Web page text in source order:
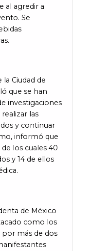
al agredir a
Se
la Ciudad de
que se han
investigaciones
las
y continuar
informó que
los cuales 40
y 14 de ellos
de México
como los
más de dos